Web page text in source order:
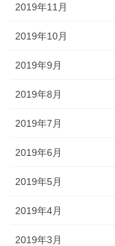
2019年11月
2019年10月
2019年9月
2019年8月
2019年7月
2019年6月
2019年5月
2019年4月
2019年3月